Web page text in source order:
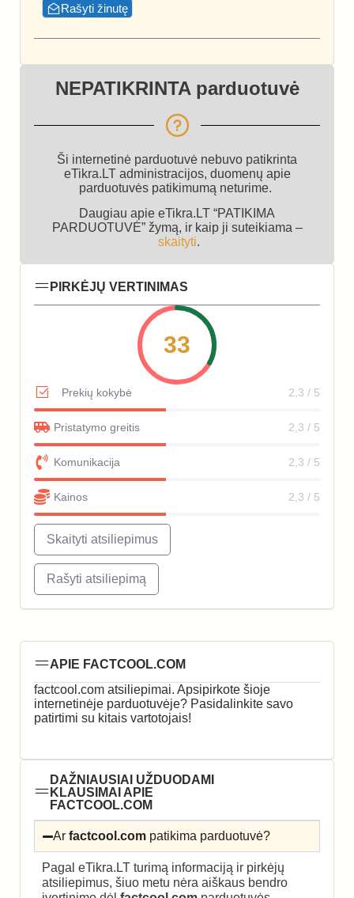
Rašyti žinutę
NEPATIKRINTA parduotuvė
Ši internetinė parduotuvė nebuvo patikrinta
eTikra.LT administracijos, duomenų apie
parduotuvės patikimumą neturime.
Daugiau apie eTikra.LT “PATIKIMA
PARDUOTUVĖ” žymą, ir kaip ji suteikiama –
skaityti.
PIRKĖJŲ VERTINIMAS
33
Prekių kokybė 2,3 / 5
Pristatymo greitis 2,3 / 5
Komunikacija 2,3 / 5
Kainos 2,3 / 5
Skaityti atsiliepimus
Rašyti atsiliepimą
APIE FACTCOOL.COM
factcool.com atsiliepimai. Apsipirkote šioje
internetinėje parduotuvėje? Pasidalinkite savo
patirtimi su kitais vartotojais!
DAŽNIAUSIAI UŽDUODAMI
KLAUSIMAI APIE
FACTCOOL.COM
Arfactcool.com patikima parduotuvė?
Pagal eTikra.LT turimą informaciją ir pirkėjų
atsiliepimus, šiuo metu nėra aiškaus bendro